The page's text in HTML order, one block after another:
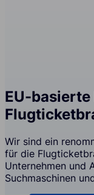
EU-
Wir sind ein
für die
Unternehmen und
Suchmaschinen